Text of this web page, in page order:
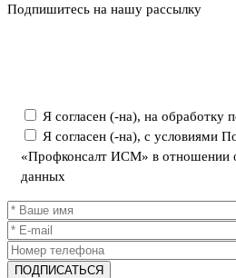
Подпишитесь на нашу рассылку
Я согласен (-на), на обработку
Я согласен (-на), с условиями
«Профконсалт ИСМ» в отношении
данных